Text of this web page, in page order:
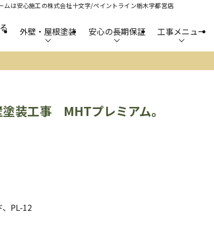
は安心施工の株式会社十文字/ペイントライン栃木宇都宮店
外壁・屋根塗装 安心の長期保証 工事メニュー
装工事 MHTプレミアム。
PL-12